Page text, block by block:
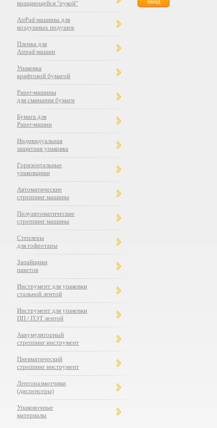
вращающейся "рукой"
AirPad-машины для
воздушных подушек
Пленка для
Airpad-машин
Упаковка
крафтовой бумагой
Paper-машины
для сминания бумаги
Бумага для
Paper-машин
Индивидуальная
защитная упаковка
Горизонтальные
упаковщики
Автоматические
стреппинг машины
Полуавтоматические
стреппинг машины
Степлеры
для гофротары
Запайщики
пакетов
Инструмент для упаковки
стальной лентой
Инструмент для упаковки
ПП / ПЭТ лентой
Аккумуляторный
стреппинг инструмент
Пневматический
стреппинг инструмент
Ленторазмотчики
(диспенсеры)
Упаковочные
материалы
назад